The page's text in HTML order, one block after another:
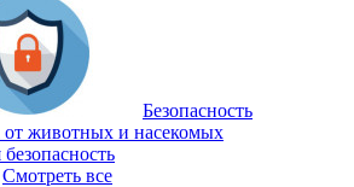
Безопасность
от животных и насекомых
Смотреть все